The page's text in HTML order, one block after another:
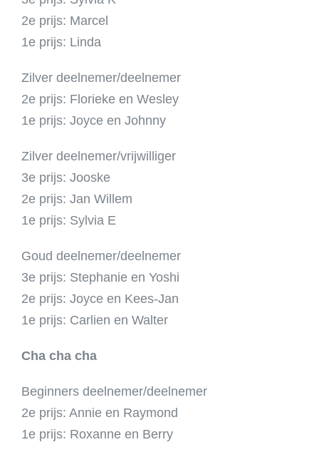
2e prijs: Marcel
1e prijs: Linda
Zilver deelnemer/deelnemer
2e prijs: Florieke en Wesley
1e prijs: Joyce en Johnny
Zilver deelnemer/vrijwilliger
3e prijs: Jooske
2e prijs: Jan Willem
1e prijs: Sylvia E
Goud deelnemer/deelnemer
3e prijs: Stephanie en Yoshi
2e prijs: Joyce en Kees-Jan
1e prijs: Carlien en Walter
Cha cha cha
Beginners deelnemer/deelnemer
2e prijs: Annie en Raymond
1e prijs: Roxanne en Berry